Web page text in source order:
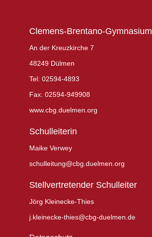
Clemens-Brentano-Gymnasium
An der Kreuzkirche 7
48249 Dülmen
Tel: 02594-4893
Fax: 02594-949908
www.cbg.duelmen.org
Schulleiterin
Maike Verwey
schulleitung@cbg.duelmen.org
Stellvertretender Schulleiter
Jörg Kleinecke-Thies
j.kleinecke-thies@cbg-duelmen.de